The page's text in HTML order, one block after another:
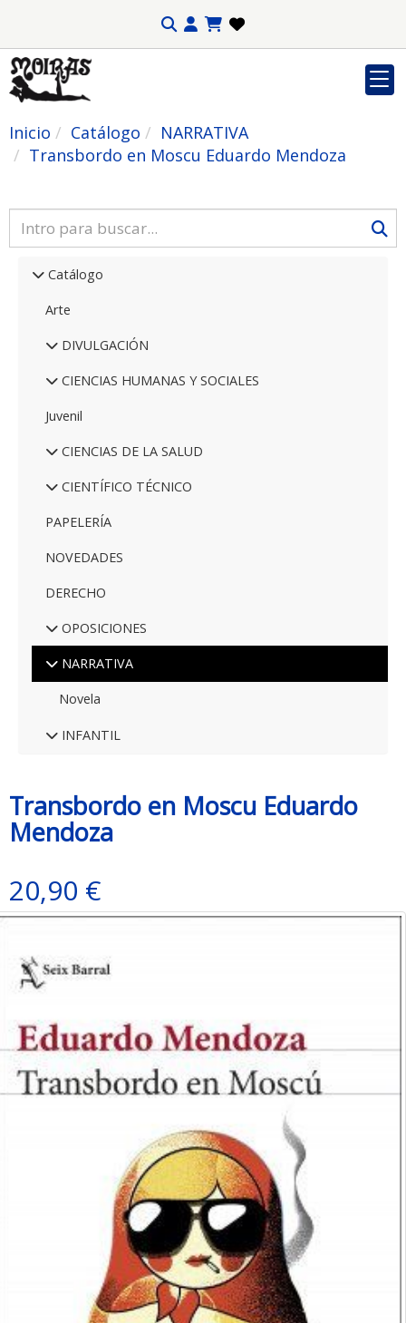
Inicio Catálogo
NARRATIVA
Transbordo en Moscu Eduardo Mendoza
Catálogo
Arte
DIVULGACIÓN
CIENCIAS HUMANAS Y SOCIALES
Juvenil
CIENCIAS DE LA SALUD
CIENTÍFICO TÉCNICO
PAPELERÍA
NOVEDADES
DERECHO
OPOSICIONES
NARRATIVA
Novela
INFANTIL
Transbordo en Moscu Eduardo
Mendoza
20,90 €